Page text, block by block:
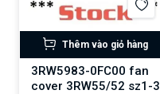
Thêm vào giỏ hàng
3RW5983-0FC00 fan
cover 3RW55/52 sz1-3